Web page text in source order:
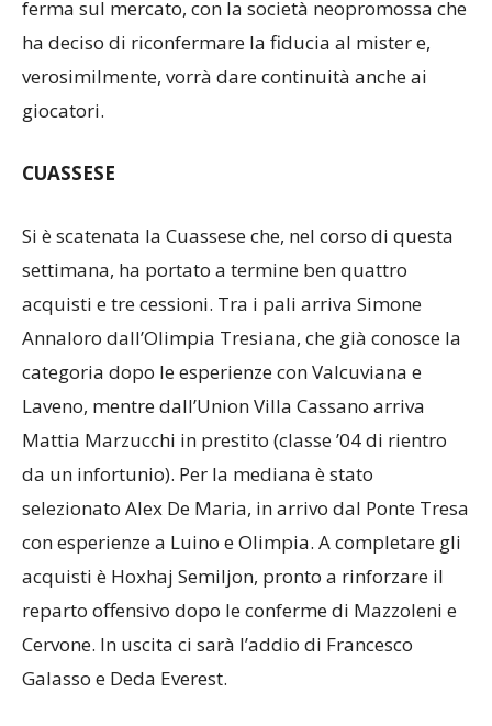
Non si hanno novità sulla Concagnese, ancora
ferma sul mercato, con la società neopromossa che
ha deciso di riconfermare la fiducia al mister e,
verosimilmente, vorrà dare continuità anche ai
Si è scatenata la Cuassese che, nel corso di questa
settimana, ha portato a termine ben quattro
acquisti e tre cessioni. Tra i pali arriva Simone
Annaloro dall’Olimpia Tresiana, che già conosce la
categoria dopo le esperienze con Valcuviana e
Laveno, mentre dall’Union Villa Cassano arriva
Mattia Marzucchi in prestito (classe ’04 di rientro
da un infortunio). Per la mediana è stato
selezionato Alex De Maria, in arrivo dal Ponte Tresa
con esperienze a Luino e Olimpia. A completare gli
acquisti è Hoxhaj Semiljon, pronto a rinforzare il
reparto offensivo dopo le conferme di Mazzoleni e
Cervone. In uscita ci sarà l’addio di Francesco